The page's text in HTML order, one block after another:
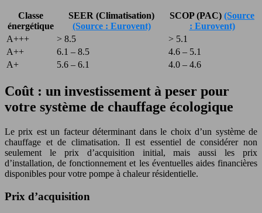
Classe
énergétique
SEER (Climatisation)
(Source : Eurovent)
SCOP (PAC) (Source
: Eurovent)
A+++
> 8.5
> 5.1
A++
6.1 – 8.5
4.6 – 5.1
A+
5.6 – 6.1 4.0 – 4.6
Coût : un investissement à peser pour
votre système de chauffage écologique
Le prix est un facteur déterminant dans le choix d’un système de
chauffage et de climatisation. Il est essentiel de considérer non
seulement le prix d’acquisition initial, mais aussi les prix
d’installation, de fonctionnement et les éventuelles aides financières
disponibles pour votre pompe à chaleur résidentielle.
Prix d’acquisition